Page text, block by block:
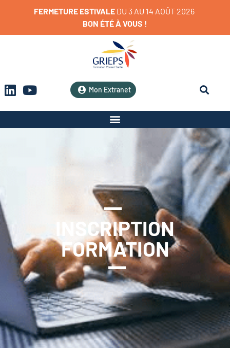
FERMETURE ESTIVALE DU 3 AU 14 AOÛT 2026
BON ÉTÉÀ VOUS !
Mon Extranet
INSCRIPTION
FORMATION